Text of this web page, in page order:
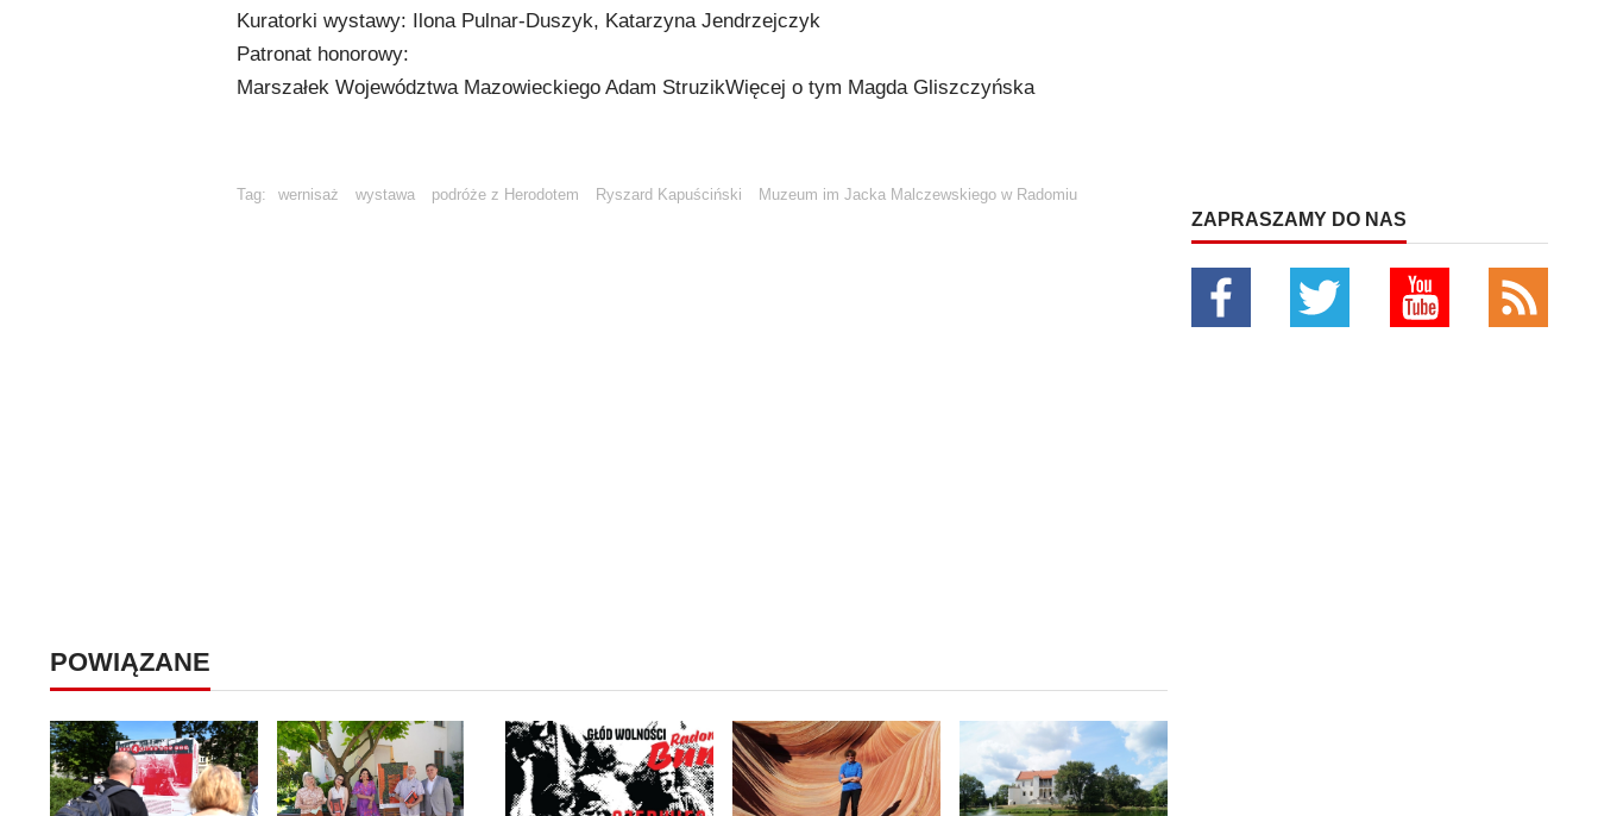
Kuratorki wystawy: Ilona Pulnar-Duszyk, Katarzyna Jendrzejczyk
Patronat honorowy:
Marszałek Województwa Mazowieckiego Adam StruzikWięcej o tym Magda Gliszczyńska
Tag: wernisaż wystawa podróże z Herodotem Ryszard Kapuściński Muzeum im Jacka Malczewskiego w Radomiu
POWIĄZANE
ZAPRASZAMY DO NAS